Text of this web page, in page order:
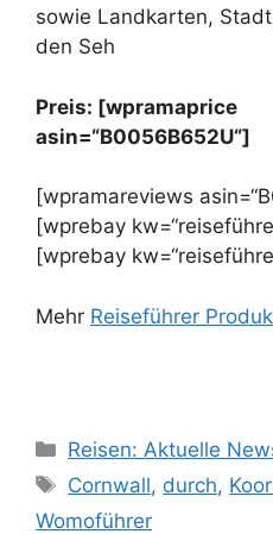
sowie Landkarten,
den Seh
Preis: [wpramaprice
asin=“B0056B652U“]
[wpramareviews
[wprebay
[wprebay
Mehr Reiseführer
Kategorien
Reisen: Aktuelle
Schlagwörter
Cornwall, durch,
Womoführer